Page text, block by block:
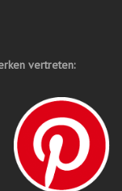
vertreten: